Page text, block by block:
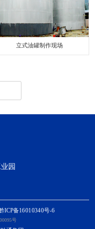
立式油罐制作现场
园
ICP备16010340号-6
号